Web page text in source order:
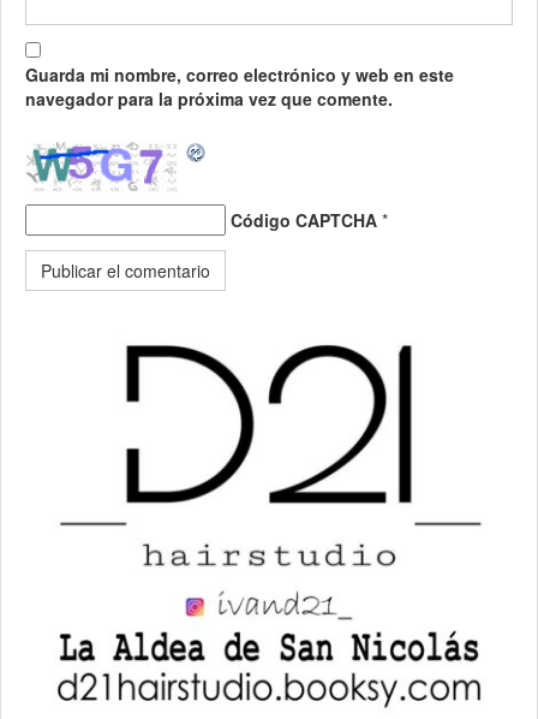
Guarda mi nombre, correo electrónico y web en este
navegador para la próxima vez que comente.
Código CAPTCHA *